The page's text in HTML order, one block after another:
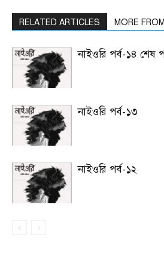
RELATED ARTICLES MORE
নাইওরি পর্ব-১৪ শেষ
নাইওরি পর্ব-১৩
নাইওরি পর্ব-১২